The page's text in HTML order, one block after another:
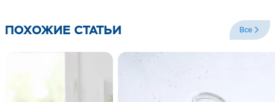
ПОХОЖИЕ СТАТЬИ Все